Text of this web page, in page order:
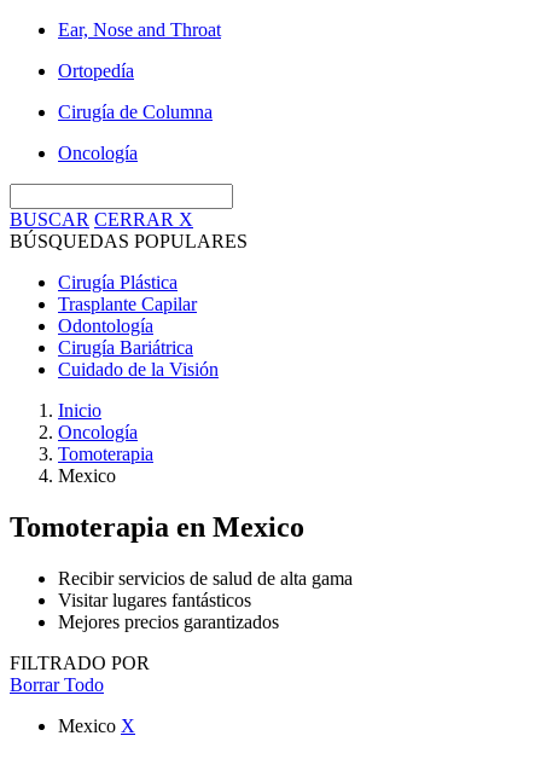
Ear, Nose and Throat
Ortopedía
Cirugía de Columna
Oncología
BUSCAR CERRAR X
BÚSQUEDAS POPULARES
Cirugía Plástica
Trasplante Capilar
Odontología
Cirugía Bariátrica
Cuidado de la Visión
Inicio
Oncología
Tomoterapia
Mexico
Tomoterapia en Mexico
Recibir servicios de salud de alta gama
Visitar lugares fantásticos
Mejores precios garantizados
FILTRADO POR
Borrar Todo
Mexico X